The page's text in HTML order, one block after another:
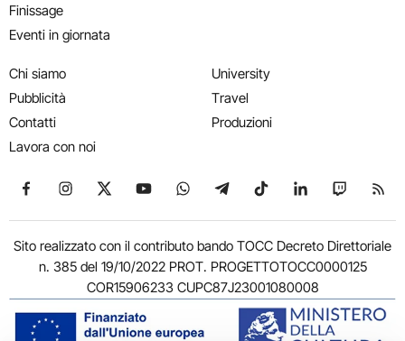
Finissage
Eventi in giornata
Chi siamo
Pubblicità
Contatti
Lavora con noi
University
Travel
Produzioni
Seguici su Facebook
Seguici su Instagram
Seguici su X
Seguici su YouTube
Seguici su WhatsApp
Seguici su Telegram
Seguici su TikTok
Seguici su
Seguici
Sito realizzato con il contributo bando TOCC Decreto Direttoriale
n. 385 del 19/10/2022 PROT. PROGETTOTOCC0000125
COR15906233 CUPC87J23001080008